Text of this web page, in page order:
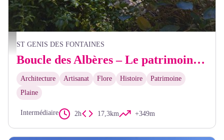
Elisabeth Coste
ST GENIS DES FONTAINES
Boucle des Albères – Le patrimoine retrouvé
Architecture Artisanat Flore Histoire
Patrimoine
Plaine
Intermédiaire 2h 17,3km +349m